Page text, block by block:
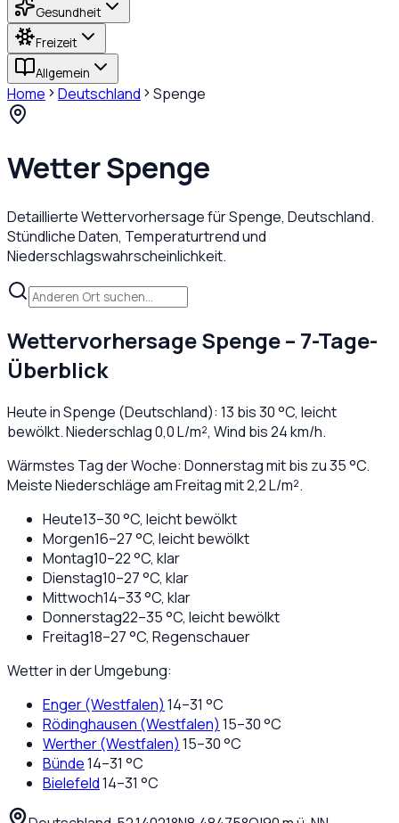
Gesundheit
Freizeit
Allgemein
Home Deutschland Spenge
WetterSpenge
Detaillierte Wettervorhersage fürSpenge, Deutschland.
Stündliche Daten, Temperaturtrend und
Niederschlagswahrscheinlichkeit.
WettervorhersageSpenge– 7-Tage-
Überblick
Heute inSpenge (Deutschland): 13 bis30°C, leicht
bewölkt. Niederschlag0,0L/m², Wind bis24km/h.
Wärmstes Tag der Woche: Donnerstag mit bis zu 35 °C.
Meiste Niederschläge am Freitag mit 2,2 L/m².
Heute13–30°C, leicht bewölkt
Morgen16–27°C, leicht bewölkt
Montag10–22°C, klar
Dienstag10–27°C, klar
Mittwoch14–33°C, klar
Donnerstag22–35°C, leicht bewölkt
Freitag18–27°C, Regenschauer
Wetter in der Umgebung:
Enger (Westfalen) 14–31 °C
Rödinghausen (Westfalen) 15–30°C
Werther (Westfalen) 15–30°C
Bünde14–31 °C
Bielefeld14–31 °C